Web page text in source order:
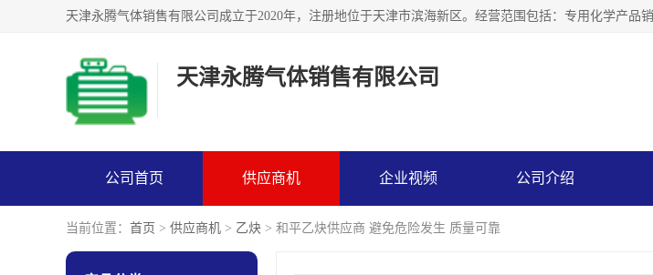
天津永腾气体销售有限公司
公司首页 供应商机 企业视频 公司介绍
当前位置： 首页 > 供应商机 > 乙炔 > 和平乙炔供应商 避免危险发生 质量可靠